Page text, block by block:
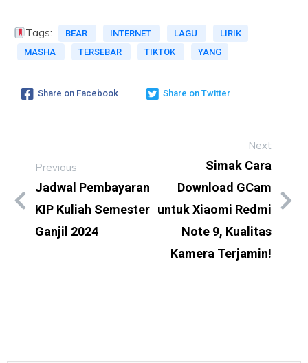
Tags: BEAR INTERNET LAGU
LIRIK
MASHA
TERSEBAR TIKTOK YANG
Share on Facebook Share on Twitter
Previous
Jadwal Pembayaran
KIP Kuliah Semester
Ganjil 2024
Next
Simak Cara
Download GCam
untuk Xiaomi Redmi
Note 9, Kualitas
Kamera Terjamin!